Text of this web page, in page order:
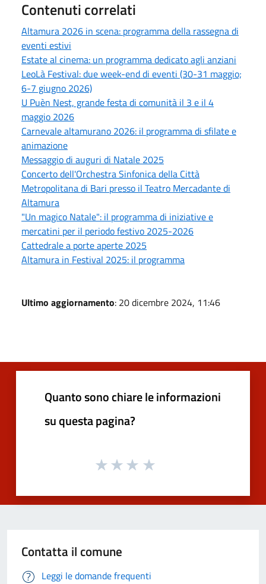
Contenuti correlati
Altamura 2026 in scena: programma della rassegna di
eventi estivi
Estate al cinema: un programma dedicato agli anziani
LeoLà Festival: due week-end di eventi (30-31 maggio;
6-7 giugno 2026)
U Puèn Nest, grande festa di comunità il 3 e il 4
maggio 2026
Carnevale altamurano 2026: il programma di sfilate e
animazione
Messaggio di auguri di Natale 2025
Concerto dell'Orchestra Sinfonica della Città
Metropolitana di Bari presso il Teatro Mercadante di
Altamura
"Un magico Natale": il programma di iniziative e
mercatini per il periodo festivo 2025-2026
Cattedrale a porte aperte 2025
Altamura in Festival 2025: il programma
Ultimo aggiornamento: 20 dicembre 2024, 11:46
Quanto sono chiare le informazioni
su questa pagina?
Contatta il comune
Leggi le domande frequenti